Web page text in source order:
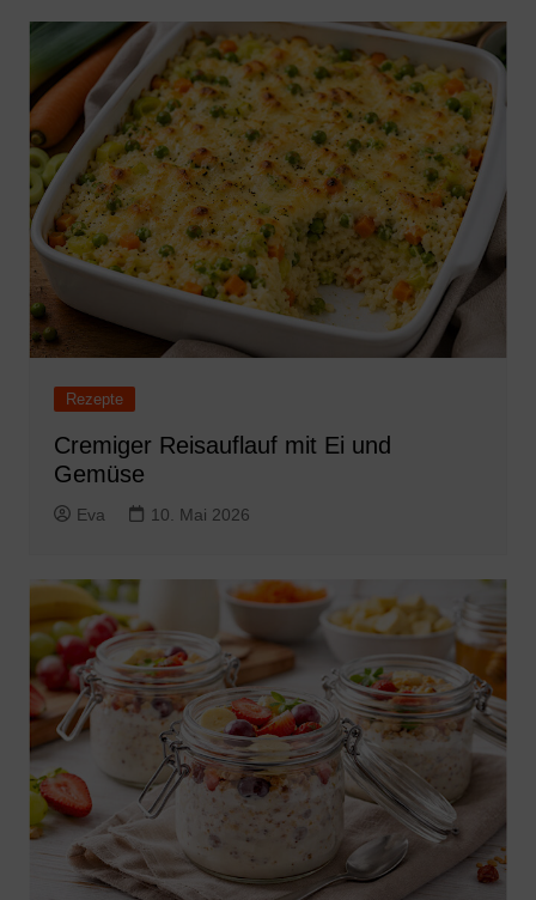
Rezepte
Cremiger Reisauflauf mit Ei und
Gemüse
Eva 10. Mai 2026